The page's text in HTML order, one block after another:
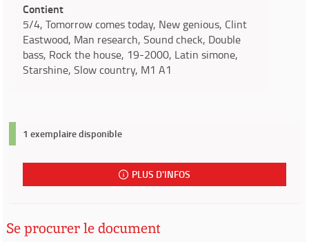
Contient
5/4, Tomorrow comes today, New genious, Clint
Eastwood, Man research, Sound check, Double
bass, Rock the house, 19-2000, Latin simone,
Starshine, Slow country, M1 A1
1 exemplaire disponible
PLUS D'INFOS
Se procurer le document